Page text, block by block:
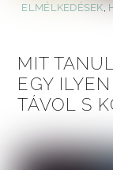
ELMÉLKEDÉSEK
MIT
EGY
TÁVOL S